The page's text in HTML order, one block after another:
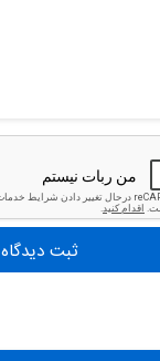
ثبت دیدگاه